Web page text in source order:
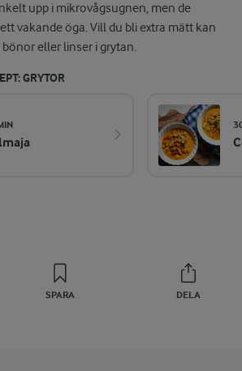
upp i mikrovågsugnen, men de
vakande öga. Vill du bli extra mätt kan
eller linser i grytan.
GRYTOR
SPARA DELA